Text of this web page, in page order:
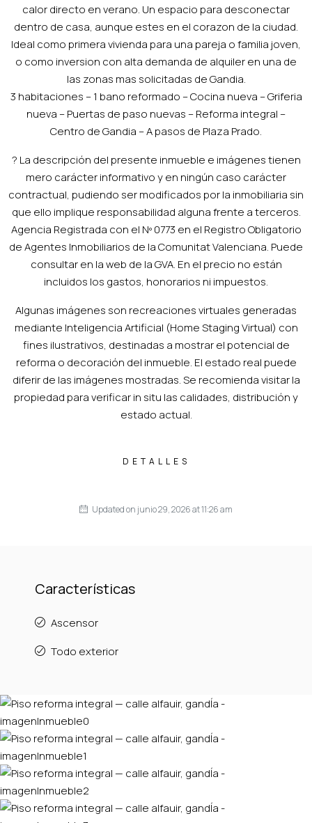
calor directo en verano. Un espacio para desconectar
dentro de casa, aunque estes en el corazon de la ciudad.
Ideal como primera vivienda para una pareja o familia joven,
o como inversion con alta demanda de alquiler en una de
las zonas mas solicitadas de Gandia.
3 habitaciones – 1 bano reformado – Cocina nueva – Griferia
nueva – Puertas de paso nuevas – Reforma integral –
Centro de Gandia – A pasos de Plaza Prado.
? La descripción del presente inmueble e imágenes tienen
mero carácter informativo y en ningún caso carácter
contractual, pudiendo ser modificados por la inmobiliaria sin
que ello implique responsabilidad alguna frente a terceros.
Agencia Registrada con el Nº 0773 en el Registro Obligatorio
de Agentes Inmobiliarios de la Comunitat Valenciana. Puede
consultar en la web de la GVA. En el precio no están
incluidos los gastos, honorarios ni impuestos.
Algunas imágenes son recreaciones virtuales generadas
mediante Inteligencia Artificial (Home Staging Virtual) con
fines ilustrativos, destinadas a mostrar el potencial de
reforma o decoración del inmueble. El estado real puede
diferir de las imágenes mostradas. Se recomienda visitar la
propiedad para verificar in situ las calidades, distribución y
estado actual.
DETALLES
Updated on junio 29, 2026 at 11:26 am
Características
Ascensor
Todo exterior